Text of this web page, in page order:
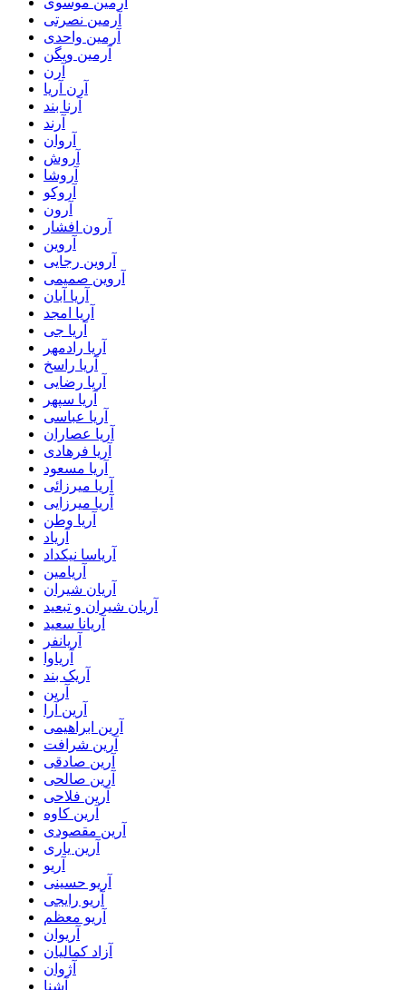
آرمین نصرتی
آرمین واحدی
آرمین ویگن
آرن
آرن آریا
آرنا بند
آرند
آروان
آروش
آروشا
آروکو
آرون
آرون افشار
آروین
آروین رجایی
آروین صمیمی
آریا آبان
آریا امجد
آریا جی
آریا رادمهر
آریا راسخ
آریا رضایی
آریا سپهر
آریا عباسی
آریا عصاران
آریا فرهادی
آریا مسعود
آریا میرزائی
آریا میرزایی
آریا وطن
آریاد
آریاسا نیکداد
آریامین
آریان شیران
آریان شیران و تبعید
آریانا سعید
آریانفر
آریاوا
آریک بند
آرین
آرین آرا
آرین ابراهیمی
آرین شرافت
آرین صادقی
آرین صالحی
آرین فلاحی
آرین کاوه
آرین مقصودی
آرین یاری
آریو
آریو حسینی
آریو رایجی
آریو معظم
آریوان
آزاد کمالیان
آژوان
آشنا